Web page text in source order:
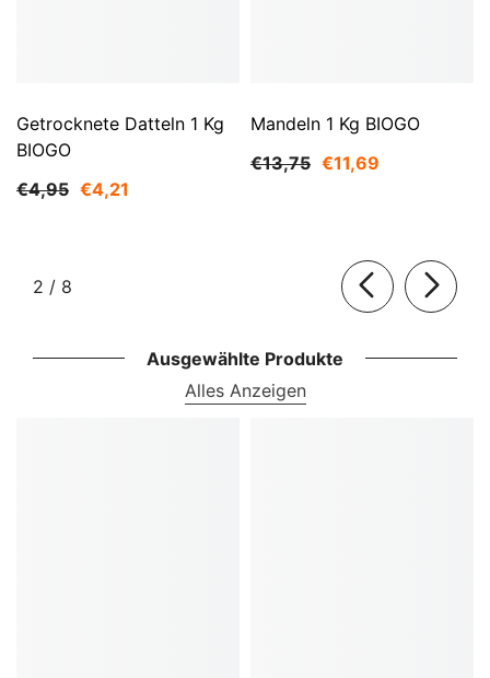
Getrocknete Datteln 1 Kg
BIOGO
€4,95 €4,21
Mandeln 1 Kg BIOGO
€13,75 €11,69
2 / von
8
Ausgewählte Produkte
Alles Anzeigen